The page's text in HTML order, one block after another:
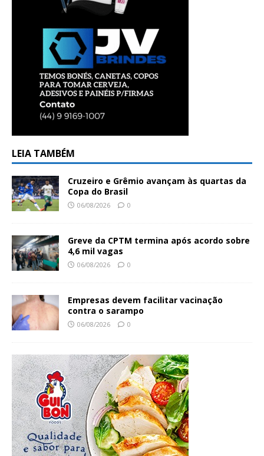
LEIA TAMBÉM
Cruzeiro e Grêmio avançam às quartas da
Copa do Brasil
06/08/2026 0
Greve da CPTM termina após acordo sobre
4,6 mil vagas
06/08/2026 0
Empresas devem facilitar vacinação
contra o sarampo
06/08/2026 0